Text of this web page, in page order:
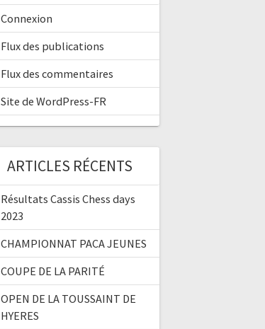
Connexion
Flux des publications
Flux des commentaires
Site de WordPress-FR
ARTICLES RÉCENTS
Résultats Cassis Chess days
2023
CHAMPIONNAT PACA JEUNES
COUPE DE LA PARITÉ
OPEN DE LA TOUSSAINT DE
HYERES